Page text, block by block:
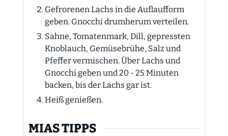
Gefrorenen Lachs in die Auflaufform
geben. Gnocchi drumherum verteilen.
Sahne, Tomatenmark, Dill, gepressten
Knoblauch, Gemüsebrühe, Salz und
Pfeffer vermischen. Über Lachs und
Gnocchi geben und 20 - 25 Minuten
backen, bis der Lachs gar ist.
Heiß genießen.
MIAS TIPPS